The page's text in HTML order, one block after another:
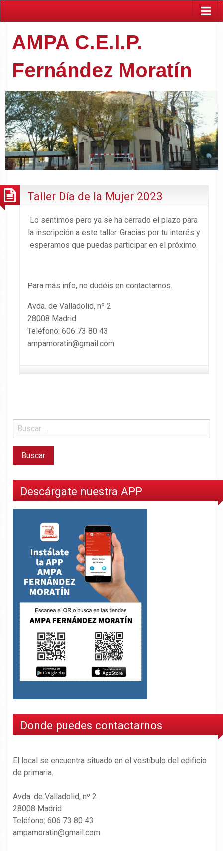
AMPA C.E.I.P.
Fernández Moratín
Taller Día de la Mujer 2023
Lo sentimos pero ya se ha cerrado el plazo para
la inscripción a este taller. Gracias por tu interés y
esperamos que puedas participar en el próximo.
Para más info, no dudéis en contactarnos.
Avda. de Valladolid, nº 2
28008 Madrid
Teléfono: 606 73 80 43
ampamoratin@gmail.com
Descárgate nuestra APP
Donde puedes contactarnos
El local se encuentra situado en el vestíbulo del edificio
de primaria.
Avda. de Valladolid, nº 2
28008 Madrid
Teléfono: 606 73 80 43
ampamoratin@gmail.com